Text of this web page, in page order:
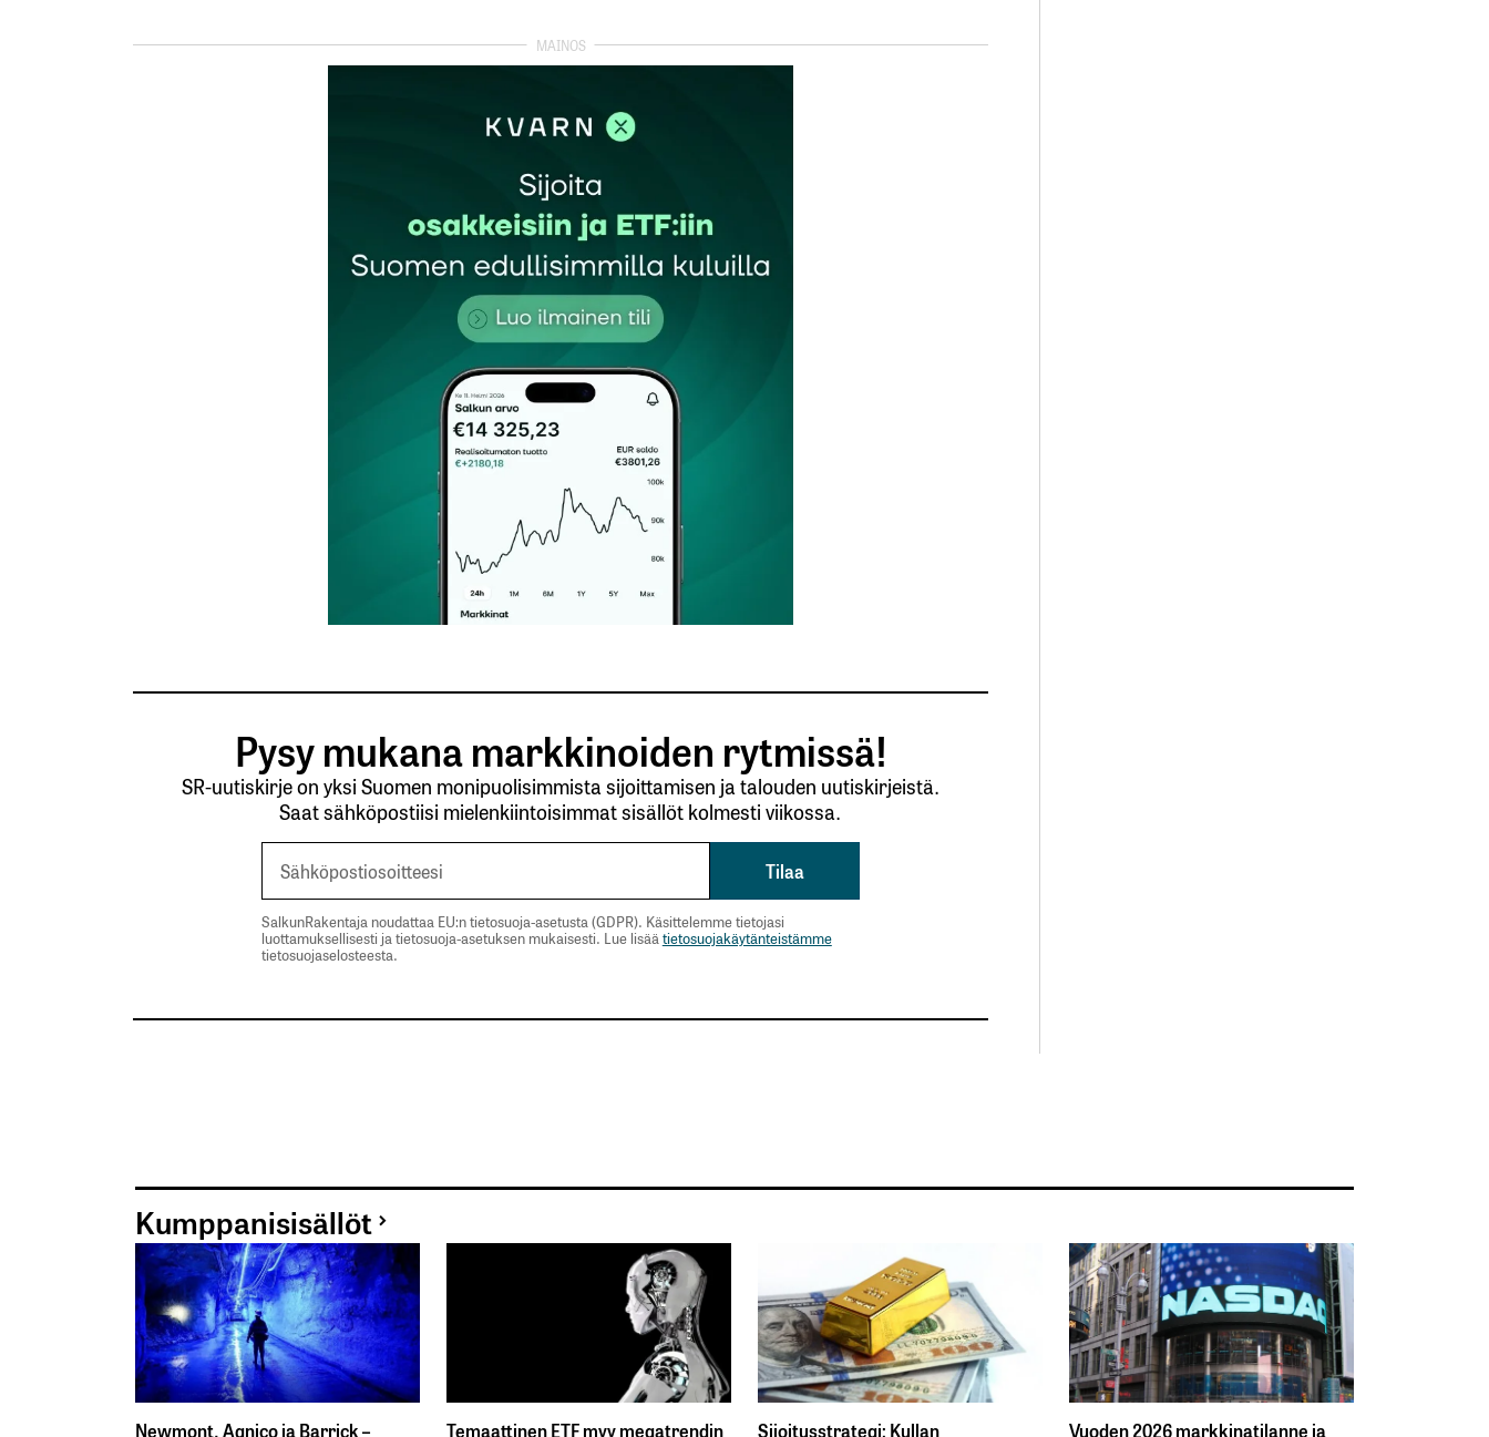
Pakolliset kentät on merkitty
Sähköpostiosoitteesi
Pysy mukana markkinoiden rytmissä!
SR-uutiskirje on yksi Suomen monipuolisimmista sijoittamisen ja talouden uutiskirjeistä.
Saat sähköpostiisi mielenkiintoisimmat sisällöt kolmesti viikossa.
SalkunRakentaja noudattaa EU:n tietosuoja-asetusta (GDPR). Käsittelemme tietojasi
luottamuksellisesti ja tietosuoja-asetuksen mukaisesti. Lue lisäätietosuojakäytänteistämme
tietosuojaselosteesta.
Kumppanisisällöt
Newmont, Agnico ja Barrick – Temaattinen ETF myy megatrendin Sijoitusstrategi: Kullan Vuoden 2026 markkinatilanne ja